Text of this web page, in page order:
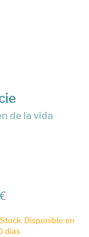
Disponible en
días.